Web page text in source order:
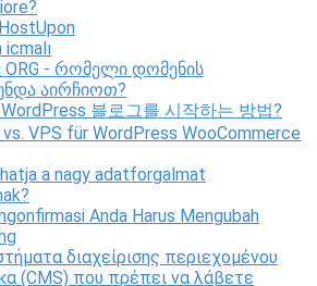
ORG - რომელი დომენის
აირჩიოთ?
블로그를 시작하는 방법?
VPS für WordPress WooCommerce
a nagy adatforgalmat
Anda Harus Mengubah
διαχείρισης περιεχομένου
(CMS) που πρέπει να λάβετε